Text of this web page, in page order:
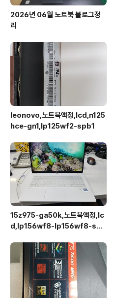
2026년 06월 노트북 블로그정
리
leonovo,노트북액정,lcd,n125
hce-gn1,lp125wf2-spb1
15z975-ga50k,노트북액정,lc
d,lp156wf8-lp156wf8-spa